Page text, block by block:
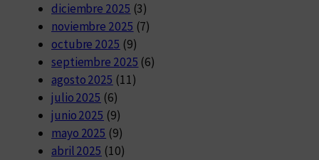
diciembre 2025 (3)
noviembre 2025 (7)
octubre 2025 (9)
septiembre 2025 (6)
agosto 2025 (11)
julio 2025 (6)
junio 2025 (9)
mayo 2025 (9)
abril 2025 (10)